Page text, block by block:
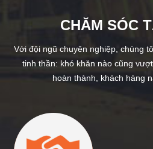
CHĂM SÓC
Với đội ngũ chuyên nghiệp, chúng
tinh thần: khó khăn nào cũng
hoàn thành, khách hàng